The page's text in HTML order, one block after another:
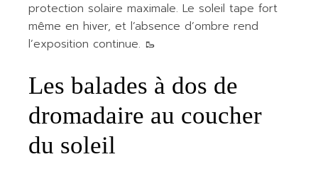
protection solaire maximale. Le soleil tape fort
même en hiver, et l’absence d’ombre rend
l’exposition continue. 🥾
Les balades à dos de
dromadaire au coucher
du soleil